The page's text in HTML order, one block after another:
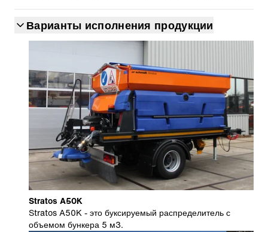
Варианты исполнения продукции
Stratos A50K
Stratos A50K - это буксируемый распределитель с
объемом бункера 5 м3.